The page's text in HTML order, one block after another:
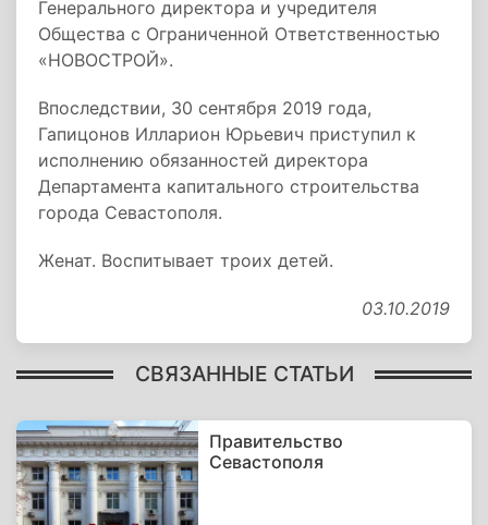
Генерального директора и учредителя
Общества с Ограниченной Ответственностью
«НОВОСТРОЙ».
Впоследствии, 30 сентября 2019 года,
Гапицонов Илларион Юрьевич приступил к
исполнению обязанностей директора
Департамента капитального строительства
города Севастополя.
Женат. Воспитывает троих детей.
03.10.2019
СВЯЗАННЫЕ СТАТЬИ
Правительство
Севастополя